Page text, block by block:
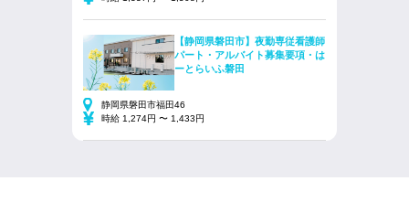
【静岡県磐田市】夜勤専従看護師
パート・アルバイト募集要項・は
ーとらいふ磐田
静岡県磐田市福田46
時給 1,274円 〜 1,433円